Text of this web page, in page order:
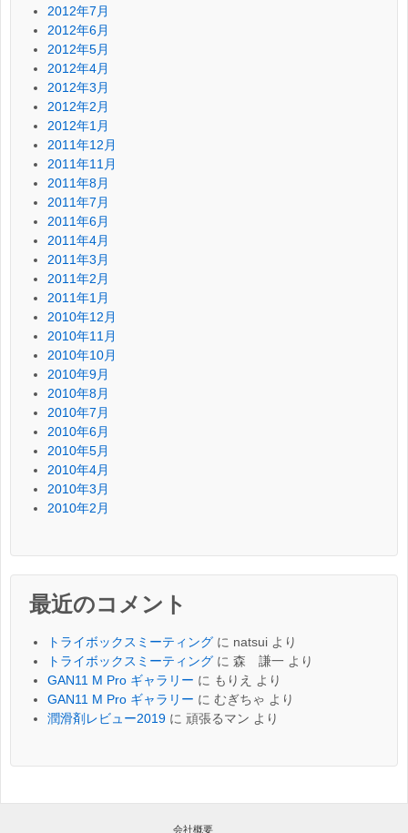
2012年7月
2012年6月
2012年5月
2012年4月
2012年3月
2012年2月
2012年1月
2011年12月
2011年11月
2011年8月
2011年7月
2011年6月
2011年4月
2011年3月
2011年2月
2011年1月
2010年12月
2010年11月
2010年10月
2010年9月
2010年8月
2010年7月
2010年6月
2010年5月
2010年4月
2010年3月
2010年2月
最近のコメント
トライボックスミーティング に natsui より
トライボックスミーティング に 森 謙一 より
GAN11 M Pro ギャラリー に もりえ
より
GAN11 M Pro ギャラリー に むぎちゃ より
潤滑剤レビュー2019 に 頑張るマン より
会社概要